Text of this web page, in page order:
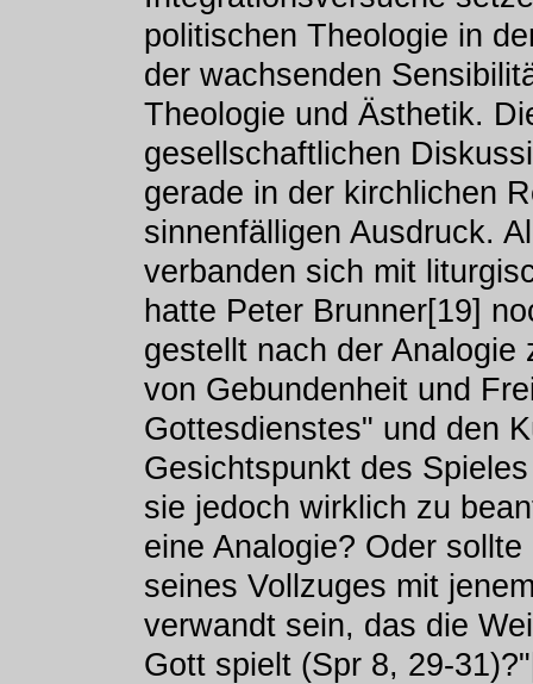
politischen Theologie in
der wachsenden
Theologie und Ästhetik.
gesellschaftlichen
gerade in der kirchlichen
sinnenfälligen Ausdruck.
verbanden sich mit
hatte Peter Brunner[19]
gestellt nach der
von Gebundenheit und
Gottesdienstes" und den
Gesichtspunkt des
sie jedoch wirklich zu
eine Analogie? Oder
seines Vollzuges mit
verwandt sein, das die
Gott spielt (Spr 8, 29-